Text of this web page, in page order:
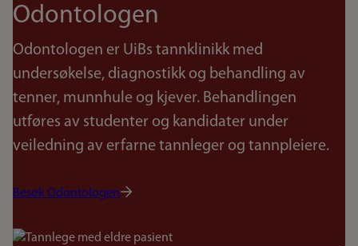
Odontologen
Odontologen er UiBs tannklinikk med
undersøkelse, diagnostikk og behandling av
tenner, munnhule og kjever. Behandlingen
utføres av studenter og kandidater under
veiledning av erfarne tannleger og tannpleiere.
Besøk Odontologen
Bilde